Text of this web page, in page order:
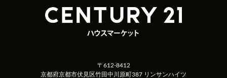
〒612-8412
京都府京都市伏見区竹田中川原町387 リンサンハイツ